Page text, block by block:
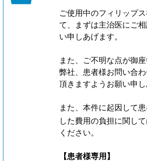
ご使用中のフィリップ
て、まずは主治医にご
い申しあげます。
また、ご不明な点が御座
弊社、患者様お問い合
頂きますようお願い申
また、本件に起因して
した費用の負担に関し
ください。
【患者様専用】